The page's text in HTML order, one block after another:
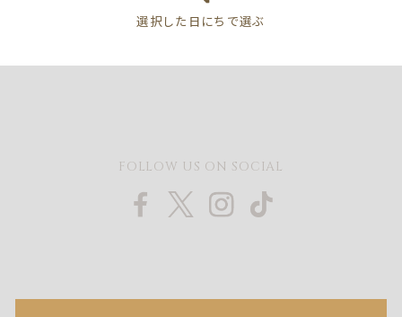
FOLLOW US ON SOCIAL